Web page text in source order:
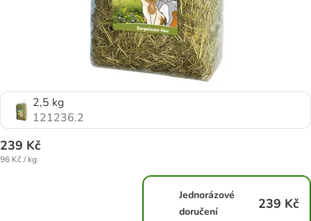
2,5 kg
121236.2
239 Kč
96 Kč / kg
Jednorázové
doručení
239 Kč